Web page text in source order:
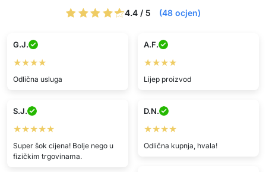
4.4 / 5 (48 ocjen)
G.J.
★★★★
Odlična usluga
A.F.
★★★★
Lijep proizvod
S.J.
★★★★★
Super šok cijena! Bolje nego u
fizičkim trgovinama.
D.N.
★★★★
Odlična kupnja, hvala!